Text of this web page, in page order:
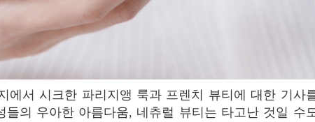
의 우아한 아름다움, 네츄럴 뷰티는 타고난 것일 수